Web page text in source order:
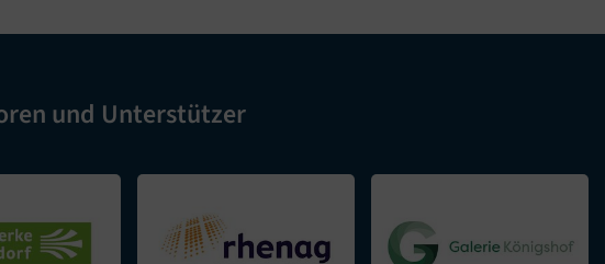
und Unterstützer